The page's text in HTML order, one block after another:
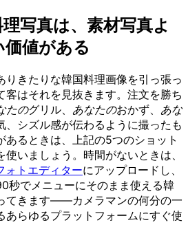
写真は、素材写真よ
値がある
りきたりな韓国料理画像を引っ張っ
はそれを見抜きます。注文を勝ち
たのグリル、 あなたのおかず、 あな
、シズル感が伝わるように撮ったも
あるときは、上記の5つのショット
いましょう。時間がないときは、
ォトエディターにアップロードし、
秒でメニューにそのまま使える韓
てきます——カメラマンの何分の一
あらゆるプラットフォームにすぐ使